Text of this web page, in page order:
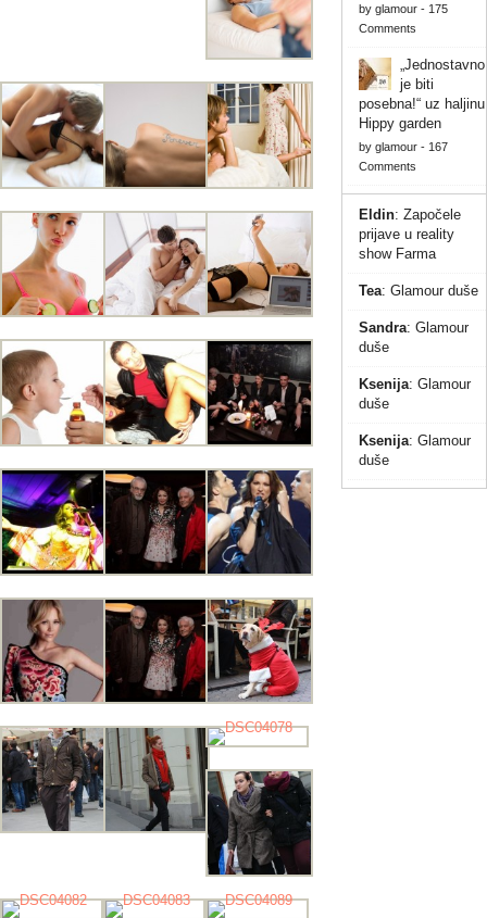
by glamour- 175
Comments
„Jednostavno
je biti
posebna!“ uz haljinu
Hippy garden
by glamour- 167
Comments
Eldin: Započele
prijave u reality
show Farma
Tea: Glamour duše
Sandra: Glamour
duše
Ksenija: Glamour
duše
Ksenija: Glamour
duše